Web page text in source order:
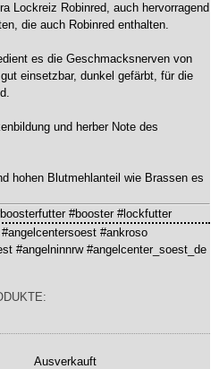
Lockreiz Robinred, auch hervorragend
die auch Robinred enthalten.
es die Geschmacksnerven von
einsetzbar, dunkel gefärbt, für die
und herber Note des
hohen Blutmehlanteil wie Brassen es
#booster #lockfutter
#ankroso
#angelninnrw #angelcenter_soest_de
Ausverkauft